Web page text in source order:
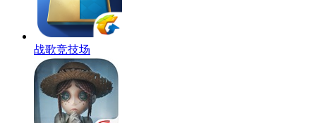
战歌竞技场